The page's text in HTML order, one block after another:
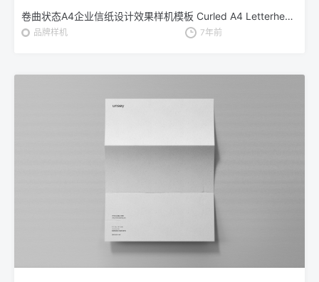
卷曲状态A4企业信纸设计效果样机模板 Curled A4 Letterhead Paper Mockup
品牌样机 7年前